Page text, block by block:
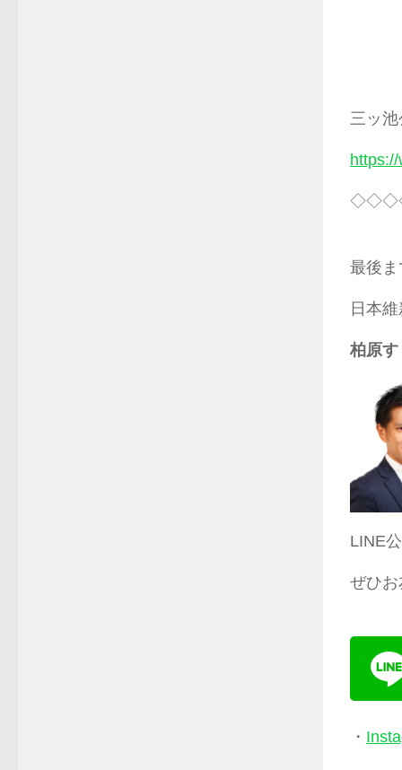
三ッ
最後
日本
柏原す
LINE
ぜひ
・